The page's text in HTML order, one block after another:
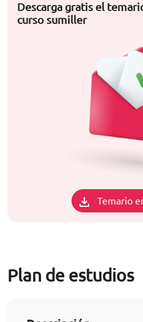
Descarga gratis el
curso sumiller
Temario
Plan de estudios